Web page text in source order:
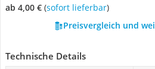
ab 4,00 € ( Sofort lieferbar)
Preisvergleich und
Technische Details